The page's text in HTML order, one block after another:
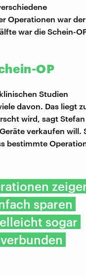
Operationen war der
war die Schein-
OP
Studien
davon. Das liegt
wird, sagt Stefan
verkaufen will.
bestimmte
sparen
sogar